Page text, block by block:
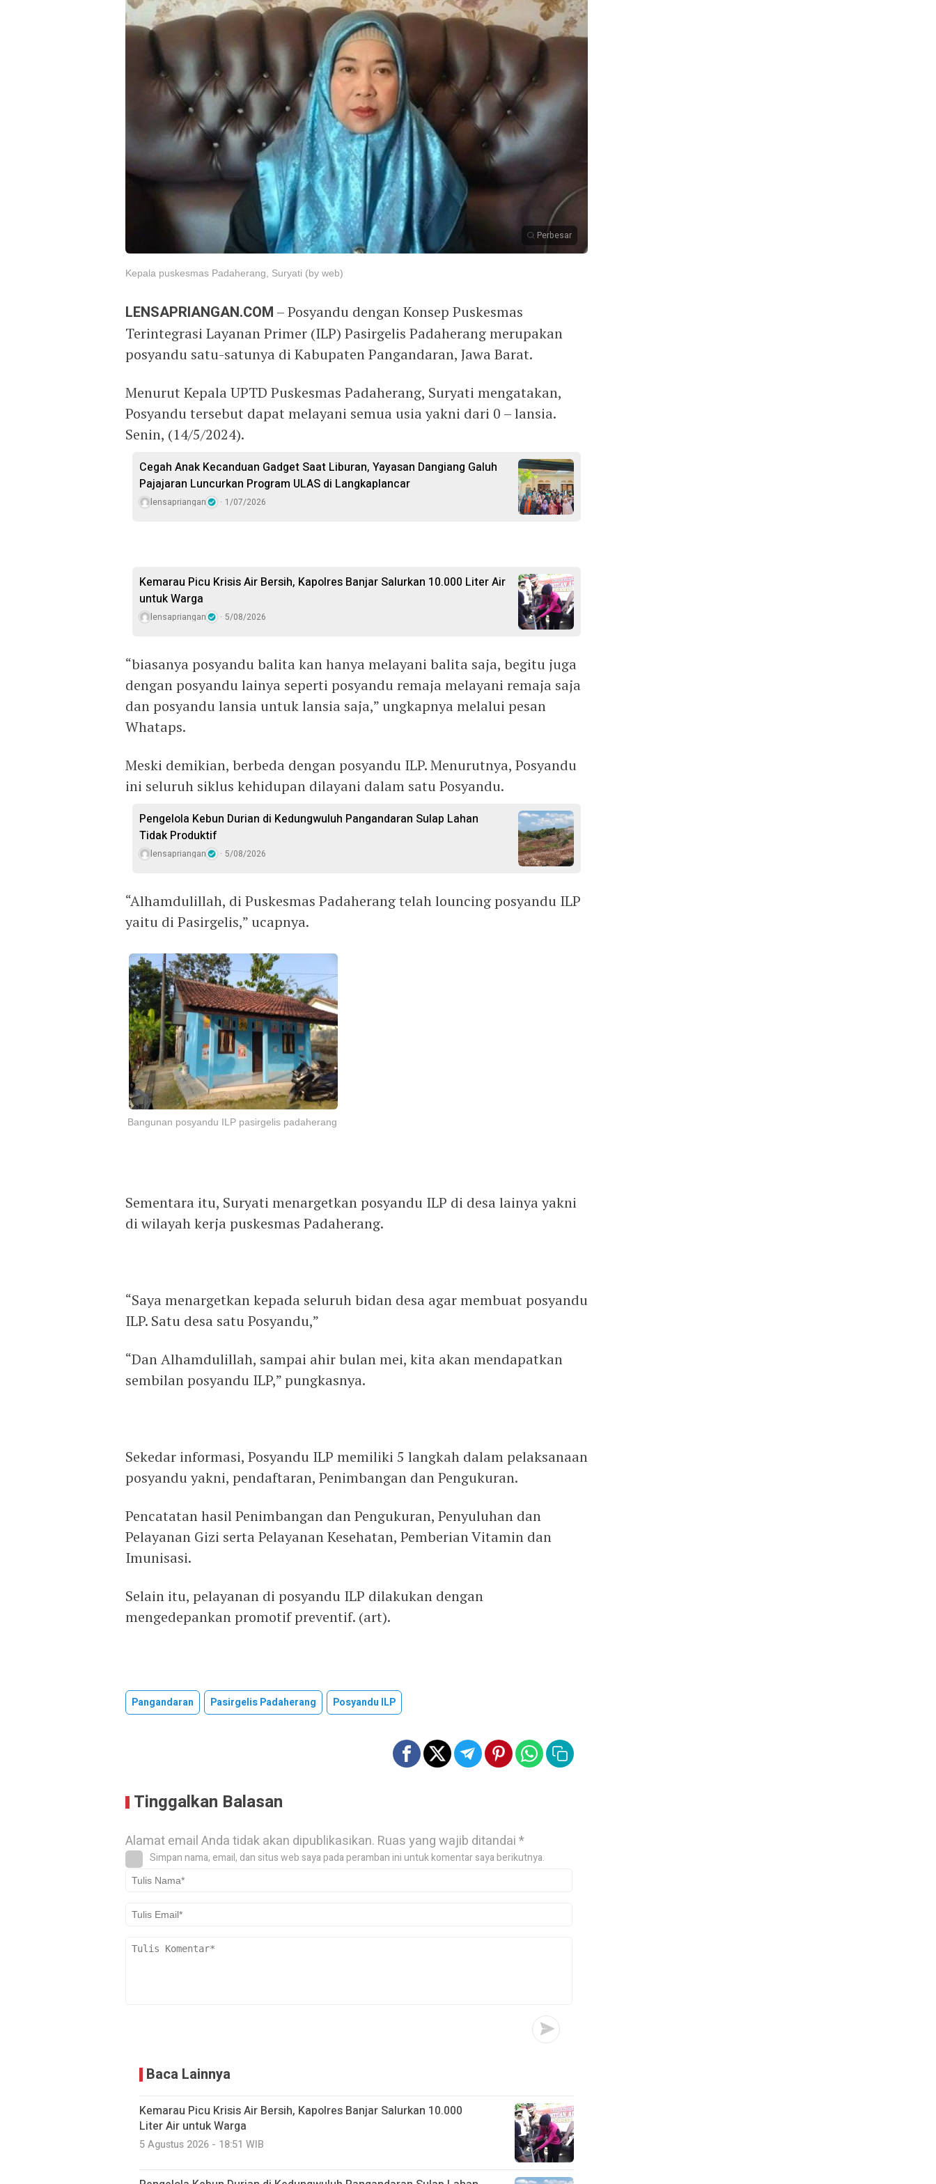
Perbesar
Kepala puskesmas Padaherang, Suryati (by web)
LENSAPRIANGAN.COM – Posyandu dengan Konsep Puskesmas
Terintegrasi Layanan Primer (ILP) Pasirgelis Padaherang merupakan
posyandu satu-satunya di Kabupaten Pangandaran, Jawa Barat.
Menurut Kepala UPTD Puskesmas Padaherang, Suryati mengatakan,
Posyandu tersebut dapat melayani semua usia yakni dari 0 – lansia.
Senin, (14/5/2024).
Cegah Anak Kecanduan Gadget Saat Liburan, Yayasan Dangiang Galuh
Pajajaran Luncurkan Program ULAS di Langkaplancar
lensapriangan 1/07/2026
Kemarau Picu Krisis Air Bersih, Kapolres Banjar Salurkan 10.000 Liter Air
untuk Warga
lensapriangan 5/08/2026
“biasanya posyandu balita kan hanya melayani balita saja, begitu juga
dengan posyandu lainya seperti posyandu remaja melayani remaja saja
dan posyandu lansia untuk lansia saja,” ungkapnya melalui pesan
Whataps.
Meski demikian, berbeda dengan posyandu ILP. Menurutnya, Posyandu
ini seluruh siklus kehidupan dilayani dalam satu Posyandu.
Pengelola Kebun Durian di Kedungwuluh Pangandaran Sulap Lahan
Tidak Produktif ‎
lensapriangan 5/08/2026
“Alhamdulillah, di Puskesmas Padaherang telah louncing posyandu ILP
yaitu di Pasirgelis,” ucapnya.
Bangunan posyandu ILP pasirgelis padaherang
Sementara itu, Suryati menargetkan posyandu ILP di desa lainya yakni
di wilayah kerja puskesmas Padaherang.
“Saya menargetkan kepada seluruh bidan desa agar membuat posyandu
ILP. Satu desa satu Posyandu,”
“Dan Alhamdulillah, sampai ahir bulan mei, kita akan mendapatkan
sembilan posyandu ILP,” pungkasnya.
Sekedar informasi, Posyandu ILP memiliki 5 langkah dalam pelaksanaan
posyandu yakni, pendaftaran, Penimbangan dan Pengukuran.
Pencatatan hasil Penimbangan dan Pengukuran, Penyuluhan dan
Pelayanan Gizi serta Pelayanan Kesehatan, Pemberian Vitamin dan
Imunisasi.
Selain itu, pelayanan di posyandu ILP dilakukan dengan
mengedepankan promotif preventif. (art).
Pangandaran Pasirgelis Padaherang Posyandu ILP
Tinggalkan Balasan
Alamat email Anda tidak akan dipublikasikan. Ruas yang wajib ditandai*
Simpan nama, email, dan situs web saya pada peramban ini untuk komentar saya berikutnya.
Baca Lainnya
Kemarau Picu Krisis Air Bersih, Kapolres Banjar Salurkan 10.000
Liter Air untuk Warga
5 Agustus 2026 - 18:51 WIB